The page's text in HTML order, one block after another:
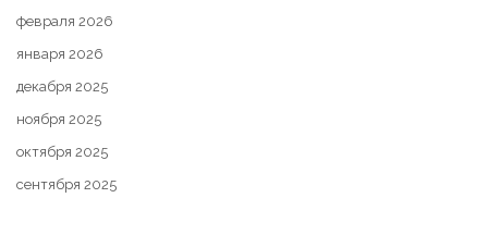
февраля 2026
января 2026
декабря 2025
ноября 2025
октября 2025
сентября 2025